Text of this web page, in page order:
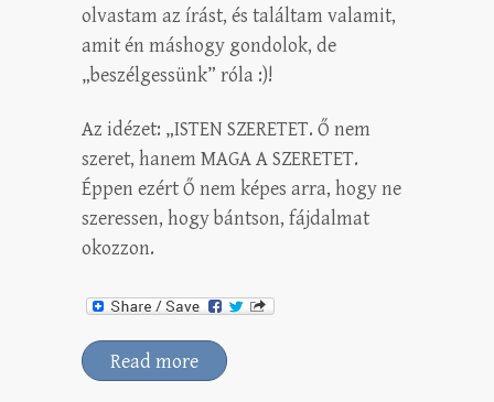
olvastam az írást, és találtam valamit,
amit én máshogy gondolok, de
„beszélgessünk” róla :)!
Az idézet: „ISTEN SZERETET. Ő nem
szeret, hanem MAGA A SZERETET.
Éppen ezért Ő nem képes arra, hogy ne
szeressen, hogy bántson, fájdalmat
okozzon.
Read more